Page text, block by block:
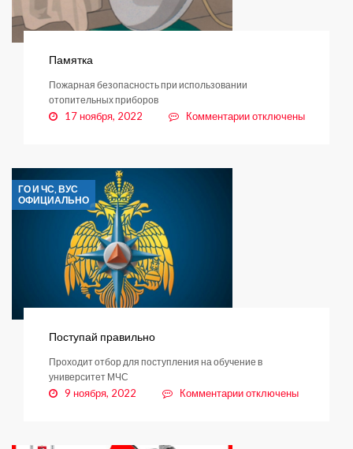
Памятка
Пожарная безопасность при использовании
отопительных приборов
17 ноября, 2022 Комментариикотключены
ГО И ЧС, ВУС
ОФИЦИАЛЬНО
Поступай правильно
Проходит отбор для поступления на обучение в
университет МЧС
9 ноября, 2022 Комментариикотключены